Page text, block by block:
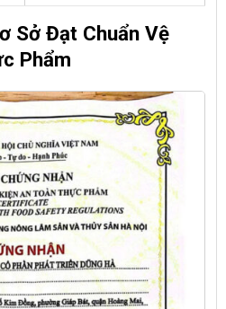
Sở Đạt Chuẩn Vệ
Phẩm